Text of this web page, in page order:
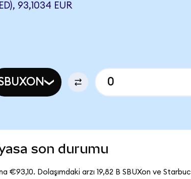
93,1034 EUR
son durumu
€93,10. Dolaşımdaki arzı 19,82 B SBUXon ve